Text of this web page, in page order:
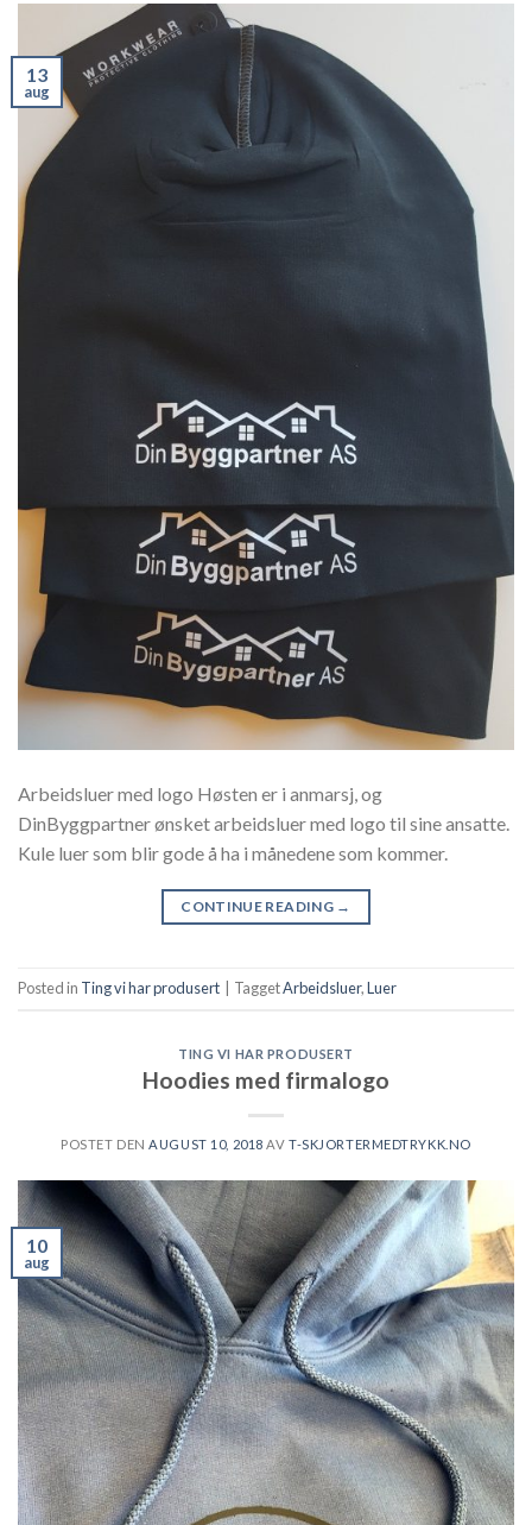
13
aug
Arbeidsluer med logo Høsten er i anmarsj, og
DinByggpartner ønsket arbeidsluer med logo til sine ansatte.
Kule luer som blir gode å ha i månedene som kommer.
CONTINUE READING →
Posted in Ting vi har produsert TaggetArbeidsluer,Luer
TING VI HAR PRODUSERT
Hoodies med firmalogo
POSTET DENAUGUST 10, 2018 AVT-SKJORTERMEDTRYKK.NO
10
aug